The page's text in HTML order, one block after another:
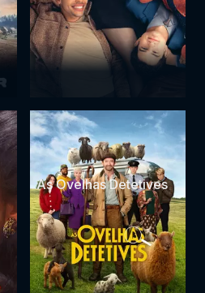
As Ovelhas Detetives